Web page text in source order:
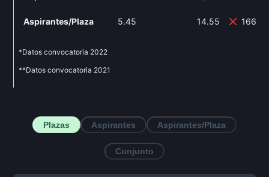
Aspirantes/Plaza 5.45 14.55
*Datos convocatoria 2022
**Datos convocatoria 2021
Plazas Aspirantes Aspirantes/Plaza
Conjunto